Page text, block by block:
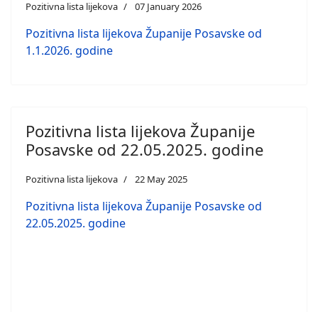
Pozitivna lista lijekova 07 January 2026
Pozitivna lista lijekova Županije Posavske od
1.1.2026. godine
Pozitivna lista lijekova Županije
Posavske od 22.05.2025. godine
Pozitivna lista lijekova 22 May 2025
Pozitivna lista lijekova Županije Posavske od
22.05.2025. godine